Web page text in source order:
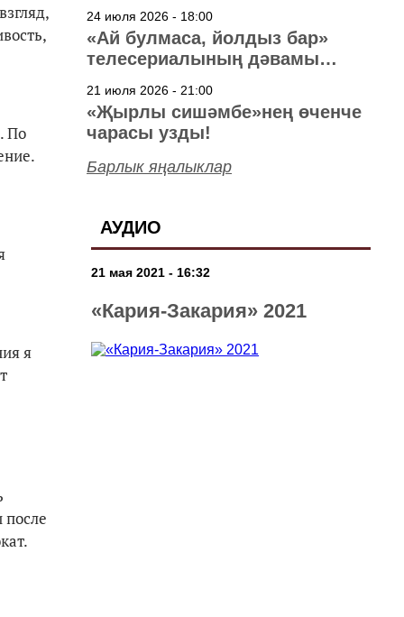
По
я
после
24 июля 2026 - 18:00
«Ай булмаса, йолдыз бар»
телесериалының дәвамы
21 июля 2026 - 21:00
«Җырлы сишәмбе»нең өченче
чарасы узды!
Барлык яңалыклар
АУДИО
21 мая 2021 - 16:32
«Кария-Закария» 2021